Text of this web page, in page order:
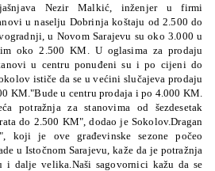
Nezir Malkić, inženjer u firmi
u naselju Dobrinja koštaju od 2.500 do
u Novom Sarajevu su oko 3.000 u
oko 2.500 KM. U oglasima za prodaju
u centru ponuđeni su i po cijeni do
ističe da se u većini slučajeva prodaju
KM."Bude u centru prodaja i po 4.000 KM.
potražnja za stanovima od šezdesetak
do 2.500 KM", dodao je Sokolov.Dragan
koji je ove građevinske sezone počeo
u Istočnom Sarajevu, kaže da je potražnja
i dalje velika.Naši sagovornici kažu da se